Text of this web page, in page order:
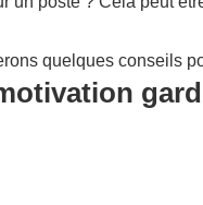
quelques conseils